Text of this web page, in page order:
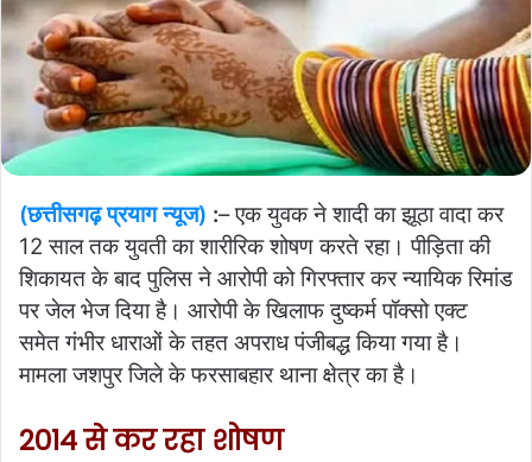
(छत्तीसगढ़ प्रयाग न्यूज) :– एक युवक ने शादी का झूठा वादा कर
12 साल तक युवती का शारीरिक शोषण करते रहा। पीड़िता की
शिकायत के बाद पुलिस ने आरोपी को गिरफ्तार कर न्यायिक रिमांड
पर जेल भेज दिया है। आरोपी के खिलाफ दुष्कर्म पॉक्सो एक्ट
समेत गंभीर धाराओं के तहत अपराध पंजीबद्ध किया गया है।
मामला जशपुर जिले के फरसाबहार थाना क्षेत्र का है।
2014 से कर रहा शोषण